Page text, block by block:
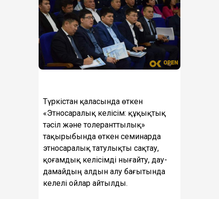
Түркістан қаласында өткен
«Этносаралық келісім: құқықтық
тәсіл және толеранттылық»
тақырыбында өткен семинарда
этносаралық татулықты сақтау,
қоғамдық келісімді нығайту, дау-
дамайдың алдын алу бағытында
келелі ойлар айтылды.